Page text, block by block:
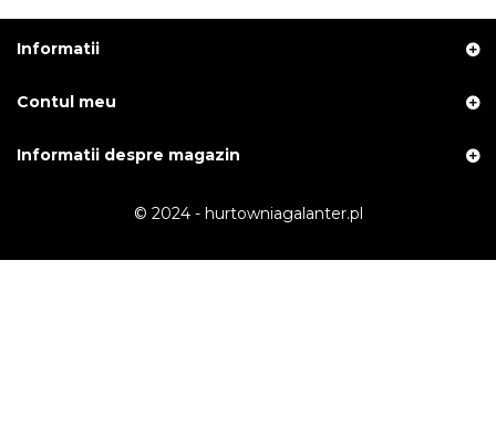
Informatii
Contul meu
Informatii despre magazin
© 2024 - hurtowniagalanter.pl